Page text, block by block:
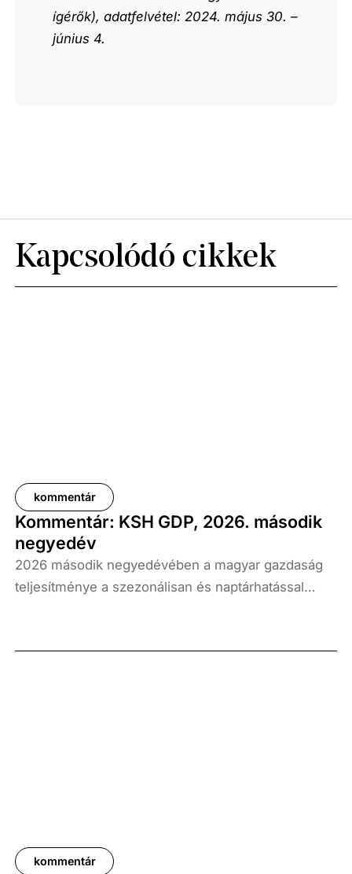
ígérők), adatfelvétel: 2024. május 30. –
június 4.
Kapcsolódó cikkek
kommentár
Kommentár: KSH GDP, 2026. második
negyedév
2026 második negyedévében a magyar gazdaság
teljesítménye a szezonálisan és naptárhatással
százalékkal, míg az előző negyedévhez képest 0,4
kommentár